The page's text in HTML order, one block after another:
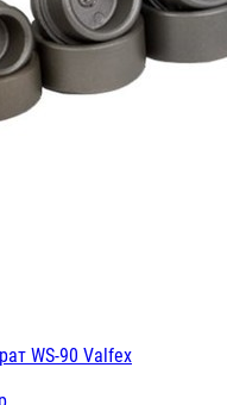
WS-90 Valfex